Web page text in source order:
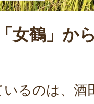
女鶴」か
るのは、酒